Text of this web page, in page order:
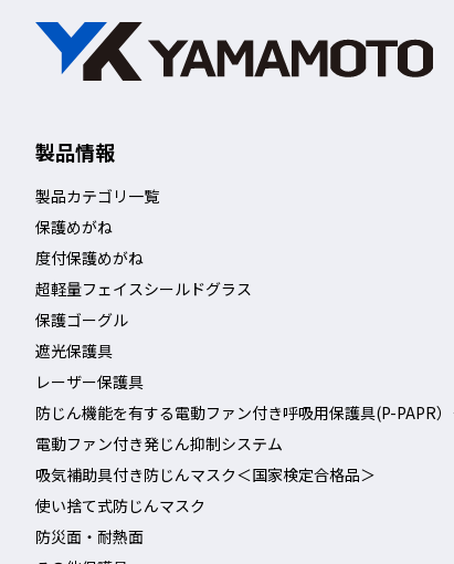
製品情報
製品カテゴリ一覧
保護めがね
度付保護めがね
超軽量フェイスシールドグラス
保護ゴーグル
遮光保護具
レーザー保護具
防じん機能を有する電動ファン付き呼吸用保護具(P-PAPR
電動ファン付き発じん抑制システム
吸気補助具付き防じんマスク＜国家検定合格品＞
使い捨て式防じんマスク
防災面・耐熱面